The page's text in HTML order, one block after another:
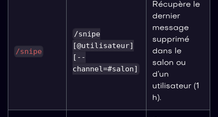
/snipe
/snipe
[@utilisateur]
[--
channel=#salon]
Récupère le
dernier
message
supprimé
dans le
salon ou
d’un
utilisateur (1
h).